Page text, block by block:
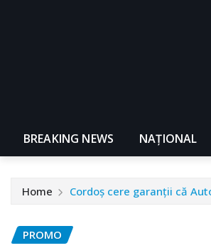
BREAKING NEWS NAŢIONAL
Home Cordoș cere garanţii că
PROMO